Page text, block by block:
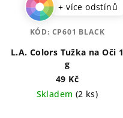
+ více odstínů
L.A. Colors Tužka na Oči 1
g
49 Kč
Skladem (2 ks)
KÓD: CP601 BLACK